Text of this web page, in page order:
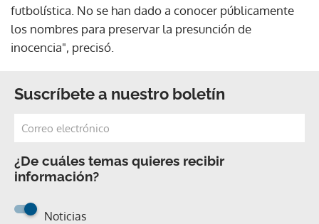
futbolística. No se han dado a conocer públicamente
los nombres para preservar la presunción de
inocencia", precisó.
Suscríbete a nuestro boletín
¿De cuáles temas quieres recibir
información?
Noticias